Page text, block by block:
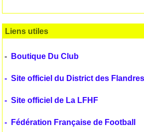
Liens utiles
- Boutique Du Club
- Site officiel du District des Flandres
- Site officiel de La LFHF
- Fédération Française de Football